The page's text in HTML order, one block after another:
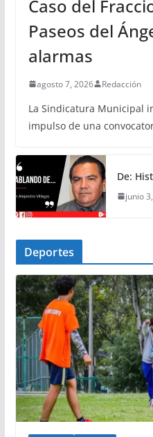
Caso del
Paseos del
alarmas
agosto 7, 2026 Redacción
La Sindicatura Municipal
impulso de una
De:
junio
Deportes